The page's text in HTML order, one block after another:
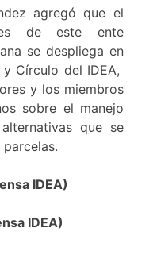
agregó que el
de este ente
se despliega en
Círculo del IDEA,
y los miembros
sobre el manejo
que se
IDEA)
IDEA)